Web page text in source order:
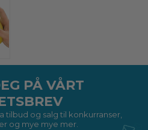
PÅ VÅRT
tilbud og salg til konkurranser,
og mye mye mer.